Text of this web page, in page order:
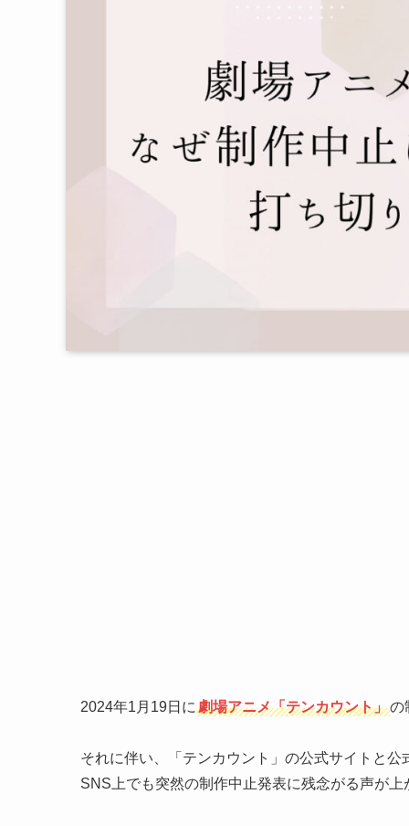
2024年1月19日に 劇場アニメ「テンカウント」の
それに伴い、「テンカウント」の公式サイトと
SNS上でも突然の制作中止発表に残念がる声が上